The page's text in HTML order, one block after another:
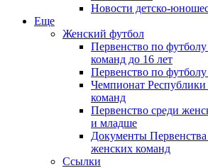
Новости детско-
Еще
Женский футбол
Первенство по
команд до 16 лет
Первенство по
Чемпионат
команд
Первенство среди
и младше
Документы
женских команд
Ссылки